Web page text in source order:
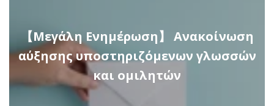
【Μεγάλη Ενημέρωση】 Ανακοίνωση
αύξησης υποστηριζόμενων γλωσσών
και ομιλητών